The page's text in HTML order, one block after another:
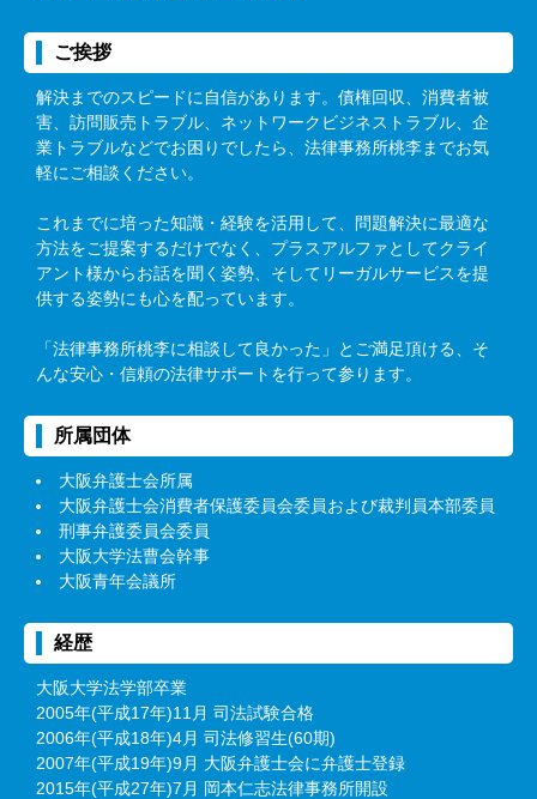
ご挨拶
解決までのスピードに自信があります。債権回収、消費者被
害、訪問販売トラブル、ネットワークビジネストラブル、企
業トラブルなどでお困りでしたら、法律事務所桃李までお気
軽にご相談ください。
これまでに培った知識・経験を活用して、問題解決に最適な
方法をご提案するだけでなく、プラスアルファとしてクライ
アント様からお話を聞く姿勢、そしてリーガルサービスを提
供する姿勢にも心を配っています。
「法律事務所桃李に相談して良かった」とご満足頂ける、そ
んな安心・信頼の法律サポートを行って参ります。
所属団体
大阪弁護士会所属
大阪弁護士会消費者保護委員会委員および裁判員本部委員
刑事弁護委員会委員
大阪大学法曹会幹事
大阪青年会議所
経歴
大阪大学法学部卒業
2005年(平成17年)11月 司法試験合格
2006年(平成18年)4月 司法修習生(60期)
2007年(平成19年)9月 大阪弁護士会に弁護士登録
2015年(平成27年)7月 岡本仁志法律事務所開設